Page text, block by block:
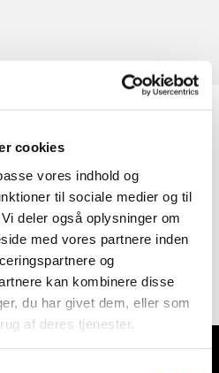
cookies
vores indhold og
til sociale medier og til
deler også oplysninger om
med vores partnere inden
og
kan kombinere disse
du har givet dem, eller som
af deres tjenester.
til de børn, der døbes i
også par sange og der
lignende.